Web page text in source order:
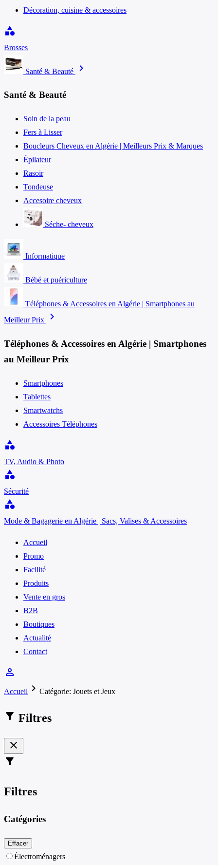
Décoration, cuisine & accessoires
category
Brosses
Santé & Beauté chevron_right
Santé & Beauté
Soin de la peau
Fers à Lisser
Boucleurs Cheveux en Algérie | Meilleurs Prix & Marques
Épilateur
Rasoir
Tondeuse
Accesoire cheveux
Séche- cheveux
Informatique
Bébé et puériculture
Téléphones & Accessoires en Algérie | Smartphones au
Meilleur Prix
chevron_right
Téléphones & Accessoires en Algérie | Smartphones
au Meilleur Prix
Smartphones
Tablettes
Smartwatchs
Accessoires Téléphones
category
TV, Audio & Photo
category
Sécurité
category
Mode & Bagagerie en Algérie | Sacs, Valises & Accessoires
Accueil
Promo
Facilité
Produits
Vente en gros
B2B
Boutiques
Actualité
Contact
person_outline
Accueil chevron_right Catégorie: Jouets et Jeux
filter_alt Filtres
close
filter_alt
Filtres
Catégories
Effacer
Électroménagers